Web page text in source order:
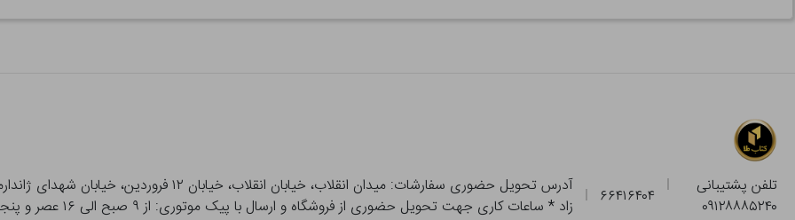
تلفن پشتیبانی
۰۹۱۲۸۸۸۵۲۴۰
۶۶۴۱۶۴۰۴
زاد * ساعات کاری جهت تحویل حضوری از فروشگاه و ارسال با پیک موتوری: از ۹ صبح الی ۱۶ عصر و پنجشنبه ها تا ۱۲
بصورت حضوری از آدرس تحویل حضوری سفارش خود را بدون هیچ هزینه ای تحویل بگیرید.